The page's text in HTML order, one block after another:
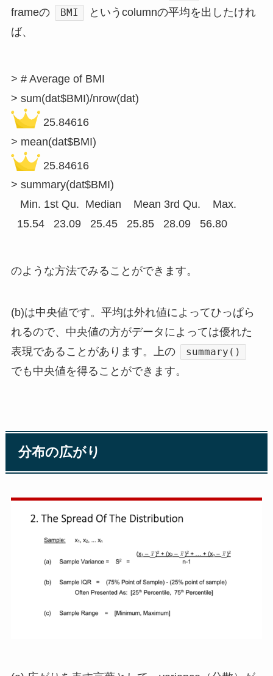
frameの
BMI
というcolumnの平均を出したけれ
ば、
> # Average of BMI
25.84616
25.84616
> summary(dat$BMI)
   Min. 1st Qu.  Median    Mean 3rd Qu.    Max.
  15.54   23.09   25.45   25.85   28.09   56.80
のような方法でみることができます。
(b)は中央値です。平均は外れ値によってひっぱら
れるので、中央値の方がデータによっては優れた
表現であることがあります。上の
summary()
でも中央値を得ることができます。
分布の広がり